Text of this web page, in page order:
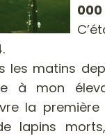
les matins
à mon
la
lapins